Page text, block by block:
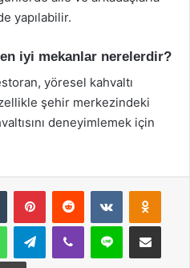
yapılabilir.
iyi mekanlar nerelerdir?
yöresel kahvaltı
şehir merkezindeki
deneyimlemek için
Tumblr PinterestReddit VKontakte
WhatsAppTelegramViber Line E-Posta ile
Yazdır